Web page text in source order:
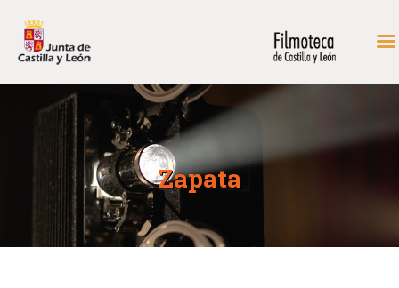
Zapata
INICIO
FONDOS DE CONSULTA
PROGRAMACIÓN
EXPOSICIONES
DIDÁCTICA